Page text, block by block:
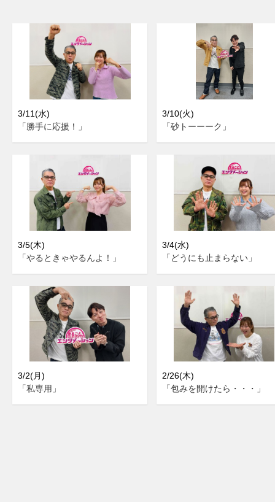
3/11(水)
「勝手に応援！」
3/10(火)
「砂トーーーク」
3/5(木)
「やるときゃやるんよ！」
3/4(水)
「どうにも止まらない」
3/2(月)
「私専用」
2/26(木)
「包みを開けたら・・・」